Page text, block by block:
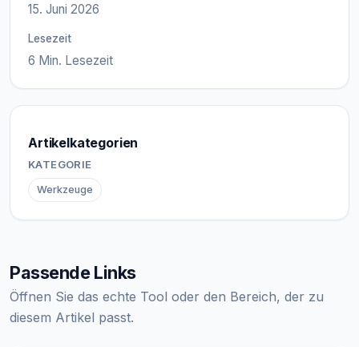
15. Juni 2026
Lesezeit
6 Min. Lesezeit
Artikelkategorien
KATEGORIE
Werkzeuge
Passende Links
Öffnen Sie das echte Tool oder den Bereich, der zu
diesem Artikel passt.